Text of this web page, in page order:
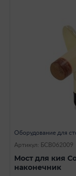
Оборудование для
Артикул: БСВ062009
Mост для кия
наконечник